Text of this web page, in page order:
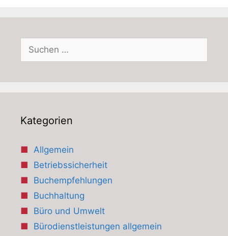
Suchen
nach:
Kategorien
Allgemein
Betriebssicherheit
Buchempfehlungen
Buchhaltung
Büro und Umwelt
Bürodienstleistungen allgemein